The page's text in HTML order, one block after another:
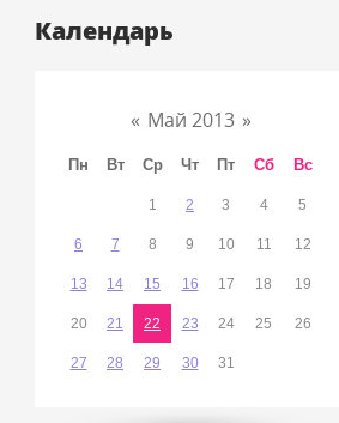
Календарь
« Май 2013 »
Пн Вт Ср Чт Пт Сб Вс
1 2 3 4 5
6 7 8 9 10 11 12
13 14 15 16 17 18 19
20 21 22 23 24 25 26
27 28 29 30 31